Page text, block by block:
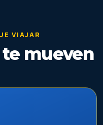
VIAJAR
mueven